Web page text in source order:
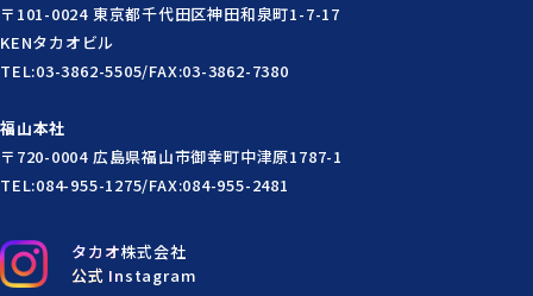
タカオ株式会社
公式 Instagram
〒101-0024 東京都千代田区神田和泉町1-7-17
KENタカオビル
TEL:03-3862-5505/FAX:03-3862-7380
福山本社
〒720-0004 広島県福山市御幸町中津原1787-1
TEL:084-955-1275/FAX:084-955-2481